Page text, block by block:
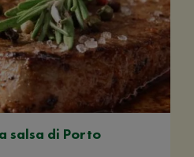
salsa di Porto